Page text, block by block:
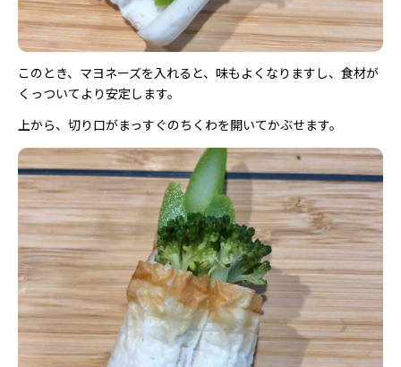
このとき、マヨネーズを入れると、味もよくなりますし、食材が
くっついてより安定します。
上から、切り口がまっすぐのちくわを開いてかぶせます。